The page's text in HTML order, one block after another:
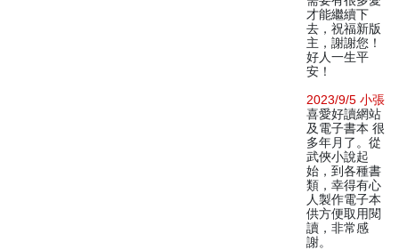
才能繼續下
去，祝福新版
主，謝謝您！
好人一生平
安！
2023/9/5 小張
喜愛好讀網站
及電子書本 很
多年月了。從
武俠小說起
始，到各種書
類，幸得有心
人製作電子本
供方便取用閱
讀，非常感
謝。